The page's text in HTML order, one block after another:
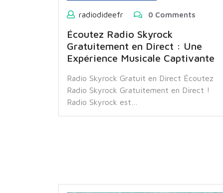
radiodideefr 0 Comments
Écoutez Radio Skyrock
Gratuitement en Direct : Une
Expérience Musicale Captivante
Radio Skyrock Gratuit en Direct Écoutez
Radio Skyrock Gratuitement en Direct !
Radio Skyrock est…